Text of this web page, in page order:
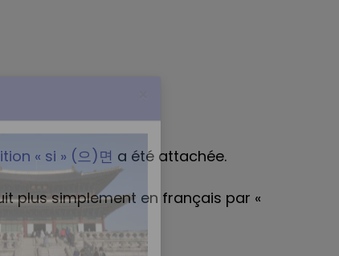
« si » (으)면 a été attachée.
plus simplement en français par «
×